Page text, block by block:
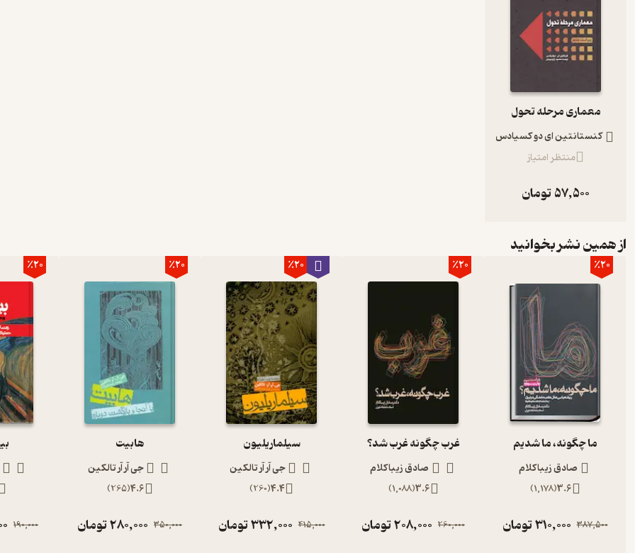
معماری مرحله تحول
کنستانتین ای دو کسیادس
منتظر امتیاز
57,500تومان
از همین نشر بخوانید
٪20
ما چگونه، ما شدیم
صادق زیباکلام
3.6
(
1,178
)
387,500
310,000تومان
٪20
غرب چگونه غرب شد؟
صادق زیباکلام
3.6
(
1,088
)
260,000
208,000تومان
٪20
سیلماریلیون
جی آر آر تالکین
4.4
(
260
)
415,000
332,000تومان
٪20
هابیت
جی آر آر تالکین
4.6
(
265
)
350,000
280,000تومان
٪20
190,000